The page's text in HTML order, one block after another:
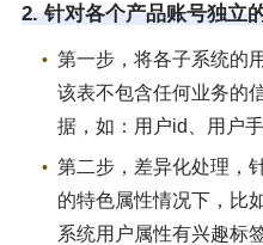
2. 针对各个产品账号独立
第一步，将各子系统的
该表不包含任何业务的
据，如：用户id、用户
第二步，差异化处理，
的特色属性情况下，比
系统用户属性有兴趣标